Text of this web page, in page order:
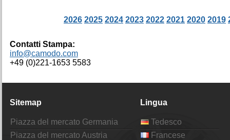
2026 2025 2024 2023 2022 2021 2020 2019
Contatti Stampa:
info@camodo.com
+49 (0)221-1653 5583
Sitemap
Piazza del mercato Germania
Piazza del mercato Austria
Lingua
Tedesco
Francese